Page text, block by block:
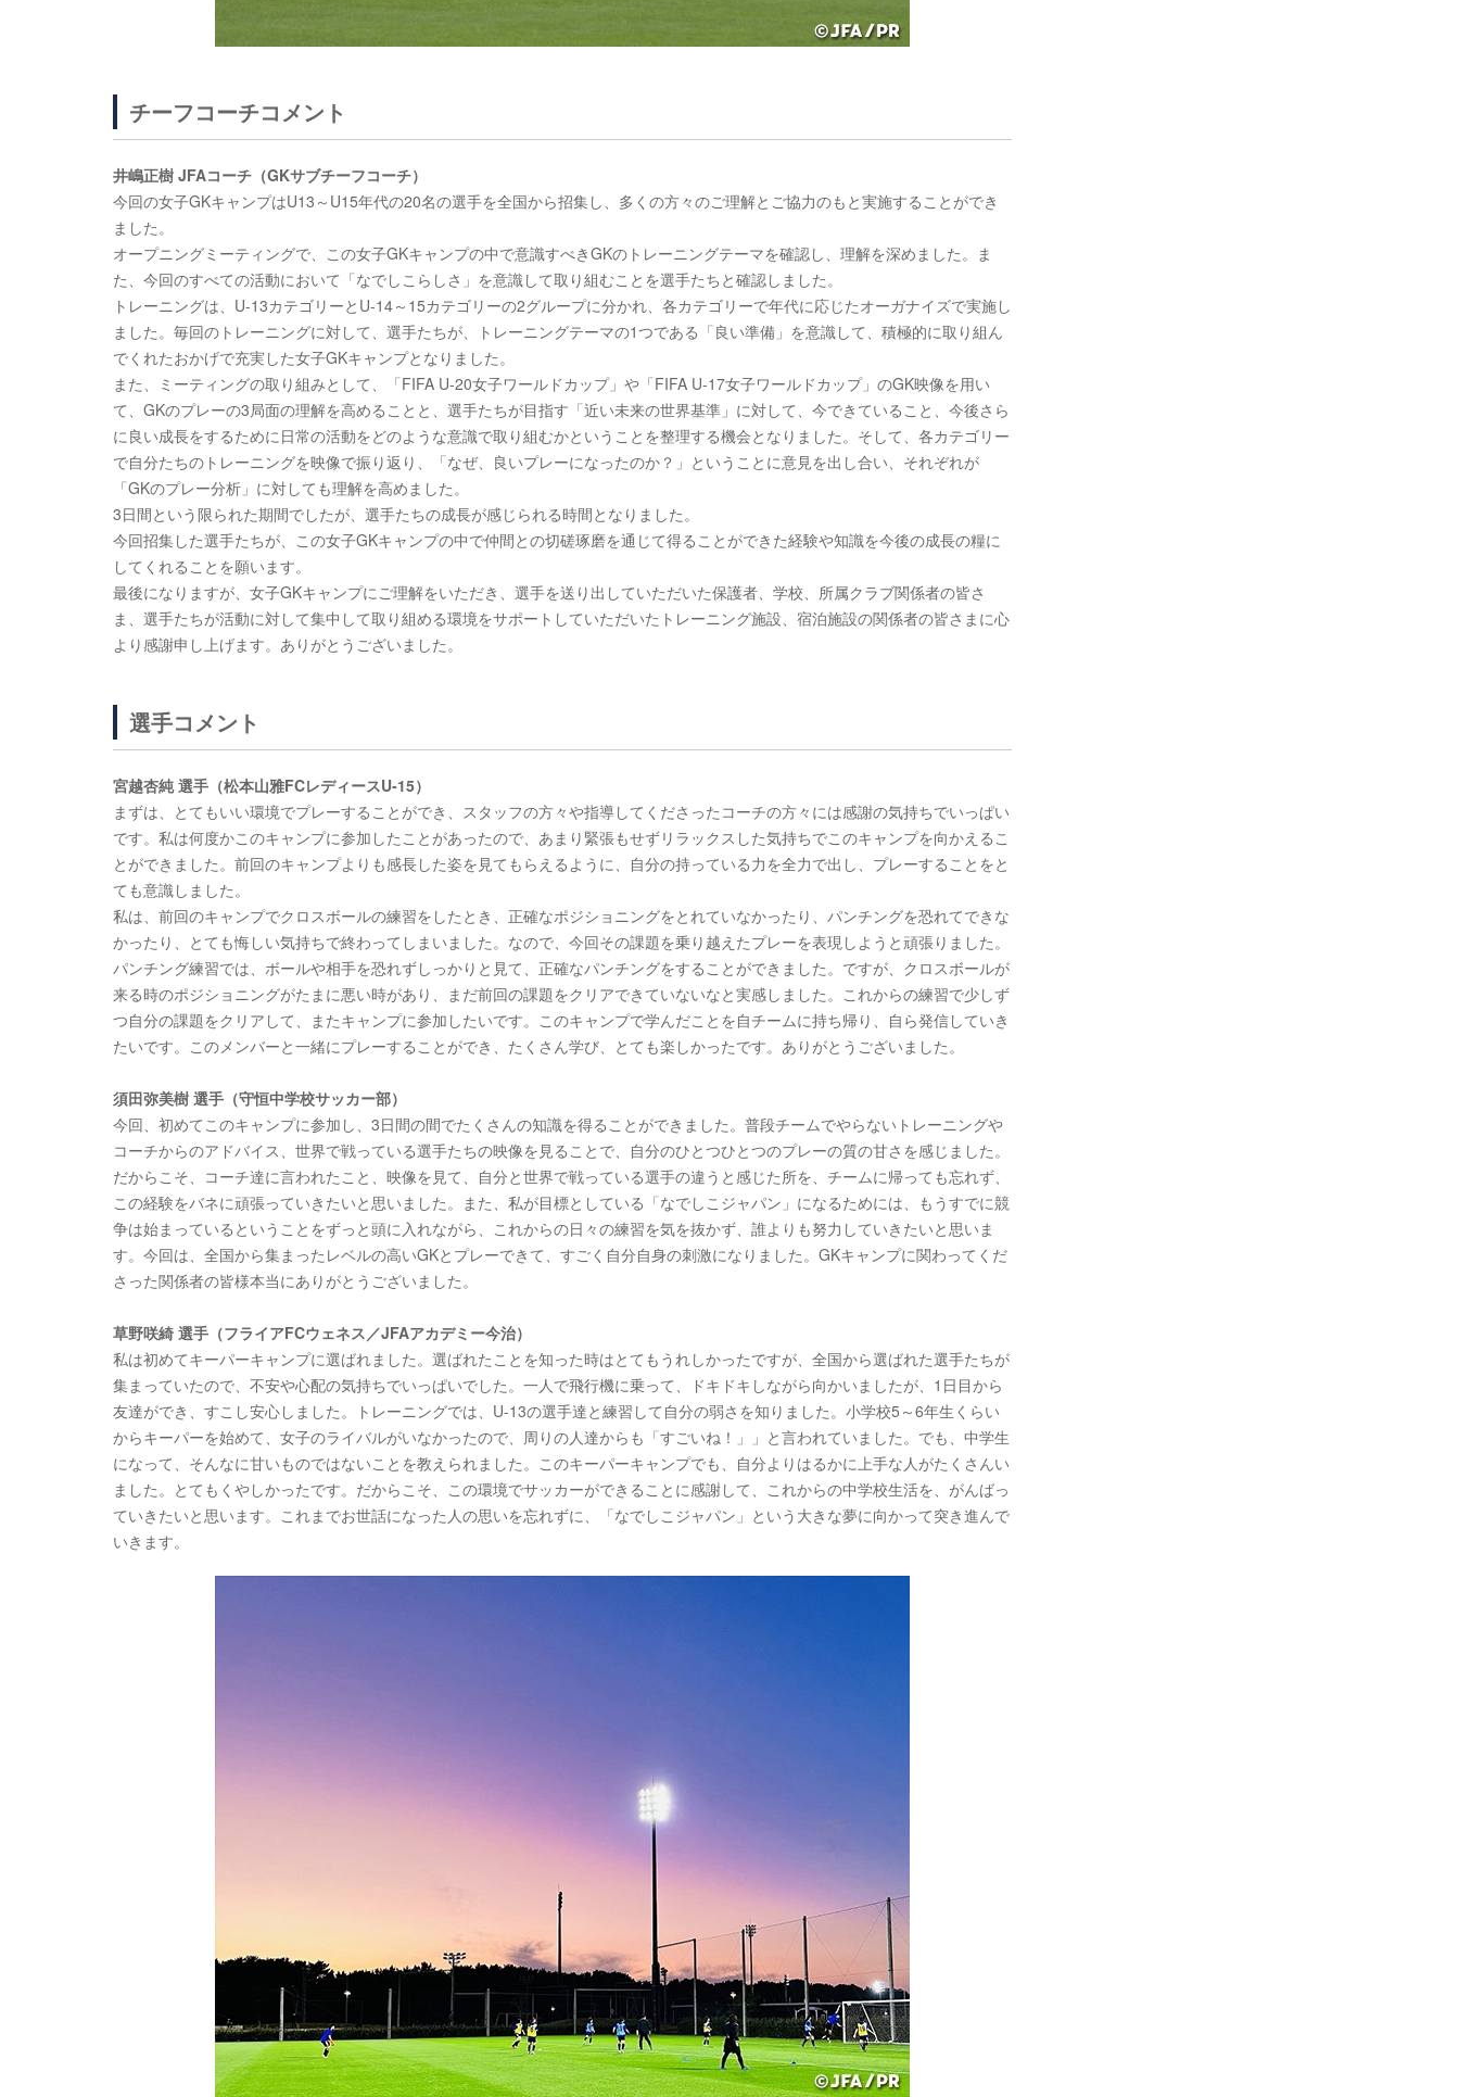
チーフコーチコメント
井嶋正樹 JFAコーチ（GKサブチーフコーチ）
今回の女子GKキャンプはU13～U15年代の20名の選手を全国から招集し、多くの方々のご理解とご協力のもと実施することができ
ました。
オープニングミーティングで、この女子GKキャンプの中で意識すべきGKのトレーニングテーマを確認し、理解を深めました。ま
た、今回のすべての活動において「なでしこらしさ」を意識して取り組むことを選手たちと確認しました。
トレーニングは、U-13カテゴリーとU-14～15カテゴリーの2グループに分かれ、各カテゴリーで年代に応じたオーガナイズで実施し
ました。毎回のトレーニングに対して、選手たちが、トレーニングテーマの1つである「良い準備」を意識して、積極的に取り組ん
でくれたおかげで充実した女子GKキャンプとなりました。
また、ミーティングの取り組みとして、「FIFA U-20女子ワールドカップ」や「FIFA U-17女子ワールドカップ」のGK映像を用い
て、GKのプレーの3局面の理解を高めることと、選手たちが目指す「近い未来の世界基準」に対して、今できていること、今後さら
に良い成長をするために日常の活動をどのような意識で取り組むかということを整理する機会となりました。そして、各カテゴリー
で自分たちのトレーニングを映像で振り返り、「なぜ、良いプレーになったのか？」ということに意見を出し合い、それぞれが
「GKのプレー分析」に対しても理解を高めました。
3日間という限られた期間でしたが、選手たちの成長が感じられる時間となりました。
今回招集した選手たちが、この女子GKキャンプの中で仲間との切磋琢磨を通じて得ることができた経験や知識を今後の成長の糧に
してくれることを願います。
最後になりますが、女子GKキャンプにご理解をいただき、選手を送り出していただいた保護者、学校、所属クラブ関係者の皆さ
ま、選手たちが活動に対して集中して取り組める環境をサポートしていただいたトレーニング施設、宿泊施設の関係者の皆さまに心
より感謝申し上げます。ありがとうございました。
選手コメント
宮越杏純 選手（松本山雅FCレディースU-15）
まずは、とてもいい環境でプレーすることができ、スタッフの方々や指導してくださったコーチの方々には感謝の気持ちでいっぱい
です。私は何度かこのキャンプに参加したことがあったので、あまり緊張もせずリラックスした気持ちでこのキャンプを向かえるこ
とができました。前回のキャンプよりも感長した姿を見てもらえるように、自分の持っている力を全力で出し、プレーすることをと
ても意識しました。
私は、前回のキャンプでクロスボールの練習をしたとき、正確なポジショニングをとれていなかったり、パンチングを恐れてできな
かったり、とても悔しい気持ちで終わってしまいました。なので、今回その課題を乗り越えたプレーを表現しようと頑張りました。
パンチング練習では、ボールや相手を恐れずしっかりと見て、正確なパンチングをすることができました。ですが、クロスボールが
来る時のポジショニングがたまに悪い時があり、まだ前回の課題をクリアできていないなと実感しました。これからの練習で少しず
つ自分の課題をクリアして、またキャンプに参加したいです。このキャンプで学んだことを自チームに持ち帰り、自ら発信していき
たいです。このメンバーと一緒にプレーすることができ、たくさん学び、とても楽しかったです。ありがとうございました。
須田弥美樹 選手（守恒中学校サッカー部）
今回、初めてこのキャンプに参加し、3日間の間でたくさんの知識を得ることができました。普段チームでやらないトレーニングや
コーチからのアドバイス、世界で戦っている選手たちの映像を見ることで、自分のひとつひとつのプレーの質の甘さを感じました。
だからこそ、コーチ達に言われたこと、映像を見て、自分と世界で戦っている選手の違うと感じた所を、チームに帰っても忘れず、
この経験をバネに頑張っていきたいと思いました。また、私が目標としている「なでしこジャパン」になるためには、もうすでに競
争は始まっているということをずっと頭に入れながら、これからの日々の練習を気を抜かず、誰よりも努力していきたいと思いま
す。今回は、全国から集まったレベルの高いGKとプレーできて、すごく自分自身の刺激になりました。GKキャンプに関わってくだ
さった関係者の皆様本当にありがとうございました。
草野咲綺 選手（フライアFCウェネス／JFAアカデミー今治）
私は初めてキーパーキャンプに選ばれました。選ばれたことを知った時はとてもうれしかったですが、全国から選ばれた選手たちが
集まっていたので、不安や心配の気持ちでいっぱいでした。一人で飛行機に乗って、ドキドキしながら向かいましたが、1日目から
友達ができ、すこし安心しました。トレーニングでは、U-13の選手達と練習して自分の弱さを知りました。小学校5～6年生くらい
からキーパーを始めて、女子のライバルがいなかったので、周りの人達からも「すごいね！」」と言われていました。でも、中学生
になって、そんなに甘いものではないことを教えられました。このキーパーキャンプでも、自分よりはるかに上手な人がたくさんい
ました。とてもくやしかったです。だからこそ、この環境でサッカーができることに感謝して、これからの中学校生活を、がんばっ
ていきたいと思います。これまでお世話になった人の思いを忘れずに、「なでしこジャパン」という大きな夢に向かって突き進んで
いきます。